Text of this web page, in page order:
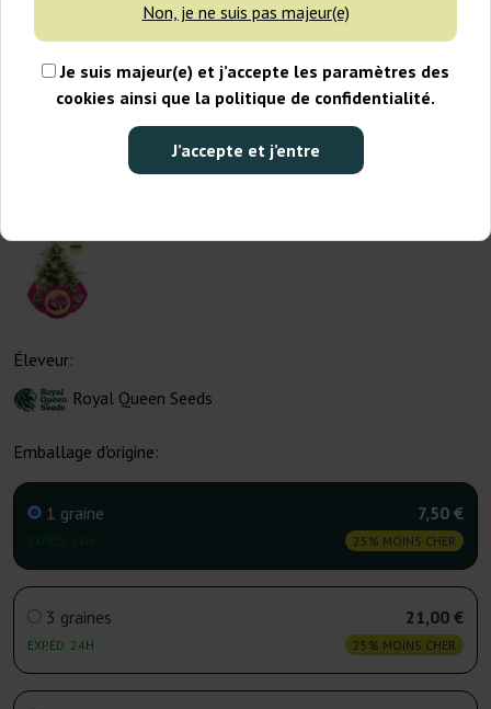
Non, je ne suis pas majeur(e)
Je suis majeur(e) et j’accepte les paramètres des
cookies ainsi que la politique de confidentialité.
J’accepte et j’entre
Éleveur:
Royal Queen Seeds
Emballage d'origine:
1 graine 7,50 €
25% MOINS CHER
3 graines
EXPÉD. 24H
21,00 €
25% MOINS CHER